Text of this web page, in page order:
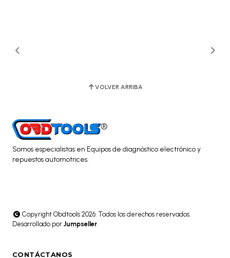
VOLVER ARRIBA
Somos especialistas en Equipos de diagnóstico electrónico y
repuestos automotrices.
Copyright Obdtools 2026. Todos los derechos reservados.
Desarrollado por Jumpseller.
CONTÁCTANOS